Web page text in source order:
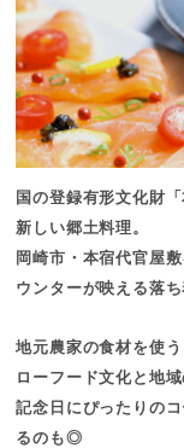
国の登録有形文化財「
新しい郷土料理。
岡崎市・本宿代官屋
ウンターが映える落ち
地元農家の食材を使
ローフード文化と地
記念日にぴったりの
るのも◎